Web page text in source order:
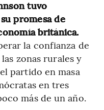
tuvo
promesa de
británica.
la confianza de
zonas rurales y
partido en masa
en tres
más de un año.